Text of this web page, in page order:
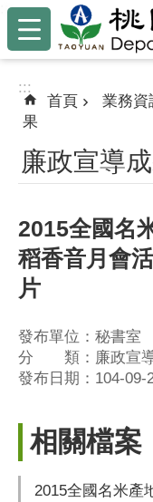
跳到主要內容區塊
:::
:::
首頁 業務資
果
廉政宣導
2015全國名
稻香音月會
片
發布單位：秘書室
分 類：廉政宣
發布日期：104-09-
相關檔案
2015全國名米產